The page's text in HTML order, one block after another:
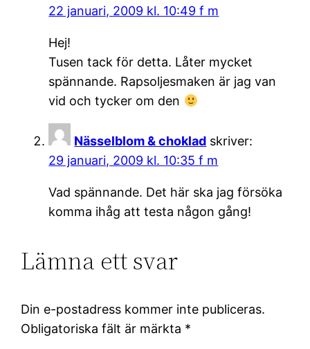
22 januari, 2009 kl. 10:49 f m
Hej!
Tusen tack för detta. Låter mycket
spännande. Rapsoljesmaken är jag van
vid och tycker om den
Nässelblom & choklad skriver:
29 januari, 2009 kl. 10:35 f m
Vad spännande. Det här ska jag försöka
komma ihåg att testa någon gång!
Lämna ett svar
Din e-postadress kommer inte publiceras.
Obligatoriska fält är märkta *